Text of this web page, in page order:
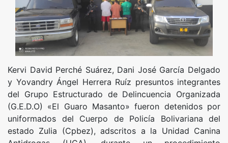
Kervi David Perché Suárez, Dani José García Delgado
y Yovandry Ángel Herrera Ruíz presuntos integrantes
del Grupo Estructurado de Delincuencia Organizada
(G.E.D.O) «El Guaro Masanto» fueron detenidos por
uniformados del Cuerpo de Policía Bolivariana del
estado Zulia (Cpbez), adscritos a la Unidad Canina